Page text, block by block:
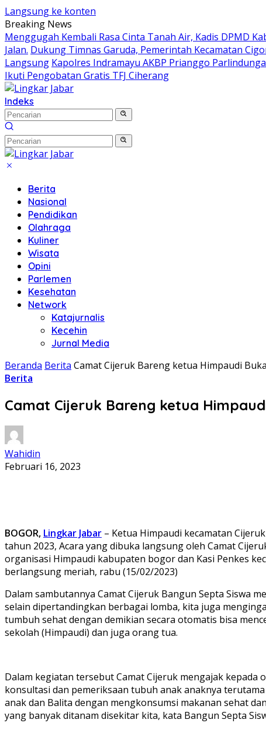
Langsung ke konten
Breaking News
Menggugah Kembali Rasa Cinta Tanah Air, Kadis DPMD
Jalan. Dukung Timnas Garuda, Pemerintah Kecamatan
Langsung Kapolres Indramayu AKBP Prianggo
Ikuti Pengobatan Gratis TFJ Ciherang
Indeks
Berita
Nasional
Pendidikan
Olahraga
Kuliner
Wisata
Opini
Parlemen
Kesehatan
Network
Katajurnalis
Kecehin
Jurnal Media
Beranda Berita Camat Cijeruk Bareng ketua Himpaudi
Berita
Camat Cijeruk Bareng ketua
Wahidin
Februari 16, 2023
BOGOR, Lingkar Jabar – Ketua Himpaudi kecamatan
tahun 2023, Acara yang dibuka langsung oleh Camat
organisasi Himpaudi kabupaten bogor dan Kasi Penkes
berlangsung meriah, rabu (15/02/2023)
Dalam sambutannya Camat Cijeruk Bangun Septa Siswa
selain dipertandingkan berbagai lomba, kita juga
tumbuh sehat dengan demikian secara otomatis bisa
sekolah (Himpaudi) dan juga orang tua.
Dalam kegiatan tersebut Camat Cijeruk mengajak
konsultasi dan pemeriksaan tubuh anak anaknya
anak dan Balita dengan mengkonsumsi makanan sehat
yang banyak ditanam disekitar kita, kata Bangun Septa